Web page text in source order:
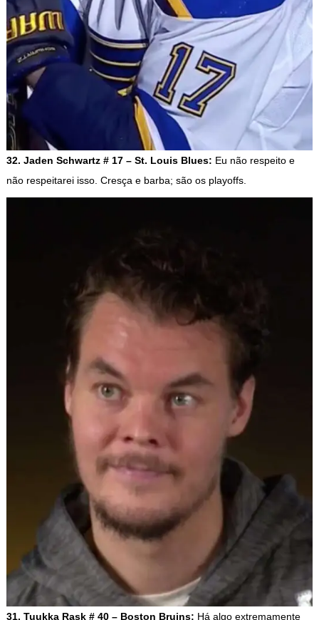
32. Jaden Schwartz # 17 – St. Louis Blues: Eu não respeito e
não respeitarei isso. Cresça e barba; são os playoffs.
31. Tuukka Rask # 40 – Boston Bruins: Há algo extremamente